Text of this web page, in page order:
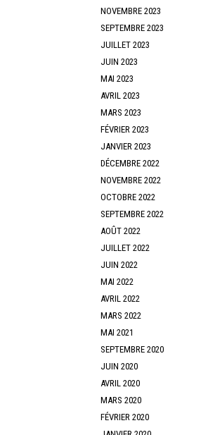
NOVEMBRE 2023
SEPTEMBRE 2023
JUILLET 2023
JUIN 2023
MAI 2023
AVRIL 2023
MARS 2023
FÉVRIER 2023
JANVIER 2023
DÉCEMBRE 2022
NOVEMBRE 2022
OCTOBRE 2022
SEPTEMBRE 2022
AOÛT 2022
JUILLET 2022
JUIN 2022
MAI 2022
AVRIL 2022
MARS 2022
MAI 2021
SEPTEMBRE 2020
JUIN 2020
AVRIL 2020
MARS 2020
FÉVRIER 2020